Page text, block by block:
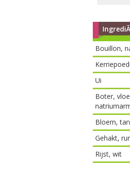
Bouillon,
Ui
Boter,
Bloem,
Gehakt,
Rijst, wit